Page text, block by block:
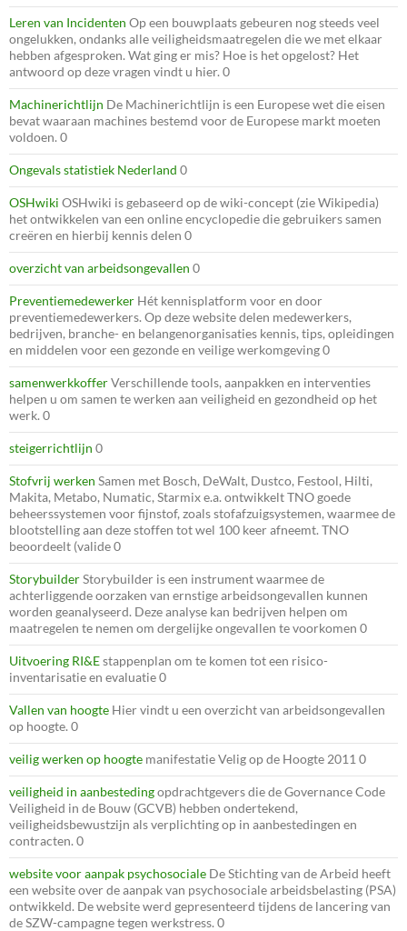
Leren van Incidenten Op een bouwplaats gebeuren nog steeds veel
ongelukken, ondanks alle veiligheidsmaatregelen die we met elkaar
hebben afgesproken. Wat ging er mis? Hoe is het opgelost? Het
antwoord op deze vragen vindt u hier. 0
Machinerichtlijn De Machinerichtlijn is een Europese wet die eisen
bevat waaraan machines bestemd voor de Europese markt moeten
voldoen. 0
Ongevals statistiek Nederland 0
OSHwiki OSHwiki is gebaseerd op de wiki-concept (zie Wikipedia)
het ontwikkelen van een online encyclopedie die gebruikers samen
creëren en hierbij kennis delen 0
overzicht van arbeidsongevallen 0
Preventiemedewerker Hét kennisplatform voor en door
preventiemedewerkers. Op deze website delen medewerkers,
bedrijven, branche- en belangenorganisaties kennis, tips, opleidingen
en middelen voor een gezonde en veilige werkomgeving 0
samenwerkkofferVerschillende tools, aanpakken en interventies
helpen u om samen te werken aan veiligheid en gezondheid op het
werk. 0
steigerrichtlijn 0
Stofvrij werken Samen met Bosch, DeWalt, Dustco, Festool, Hilti,
Makita, Metabo, Numatic, Starmix e.a. ontwikkelt TNO goede
beheerssystemen voor fijnstof, zoals stofafzuigsystemen, waarmee de
blootstelling aan deze stoffen tot wel 100 keer afneemt. TNO
beoordeelt (valide 0
StorybuilderStorybuilder is een instrument waarmee de
achterliggende oorzaken van ernstige arbeidsongevallen kunnen
worden geanalyseerd. Deze analyse kan bedrijven helpen om
maatregelen te nemen om dergelijke ongevallen te voorkomen 0
Uitvoering RI&Estappenplan om te komen tot een risico-
inventarisatie en evaluatie 0
Vallen van hoogte Hier vindt u een overzicht van arbeidsongevallen
op hoogte. 0
veilig werken op hoogte manifestatie Velig op de Hoogte 2011 0
veiligheid in aanbestedingopdrachtgevers die de Governance Code
Veiligheid in de Bouw (GCVB) hebben ondertekend,
veiligheidsbewustzijn als verplichting op in aanbestedingen en
contracten. 0
website voor aanpak psychosociale De Stichting van de Arbeid heeft
een website over de aanpak van psychosociale arbeidsbelasting (PSA)
ontwikkeld. De website werd gepresenteerd tijdens de lancering van
de SZW-campagne tegen werkstress. 0